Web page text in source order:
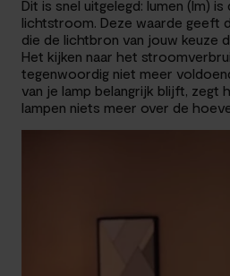
Dit is snel uitgelegd: lumen (lm)
lichtstroom. Deze waarde geeft
die de lichtbron van jouw keuze
Het kijken naar het
tegenwoordig niet meer
van je lamp belangrijk blijft, zegt
lampen niets meer over de